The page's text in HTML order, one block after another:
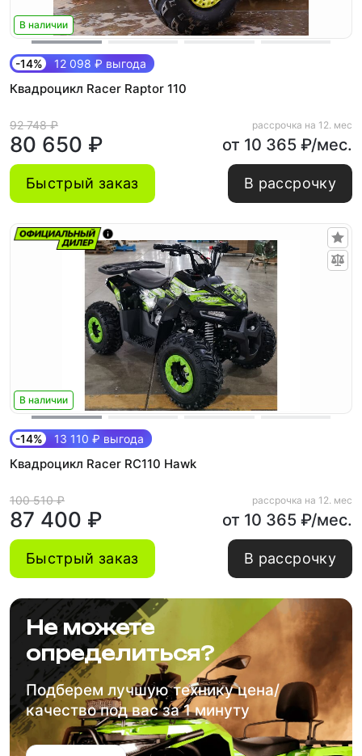
В наличии
-14% 12 098 ₽ выгода
Квадроцикл Racer Raptor 110
92 748 ₽
80 650 ₽
рассрочка на 12. мес
от 10 365 ₽/мес.
Быстрый заказ В рассрочку
В наличии
-14% 13 110 ₽ выгода
Квадроцикл Racer RC110 Hawk
100 510 ₽
87 400 ₽
рассрочка на 12. мес
от 10 365 ₽/мес.
Быстрый заказ В рассрочку
Не можете
определиться?
Подберем лучшую технику цена/
качество под вас за 1 минуту